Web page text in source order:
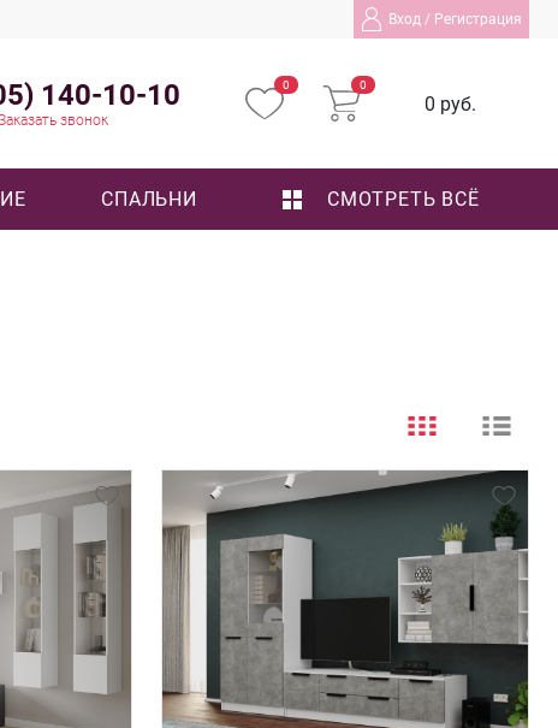
Вход / Регистрация
140-10-10
звонок
0 0
0 руб.
СПАЛЬНИ СМОТРЕТЬ ВСЁ